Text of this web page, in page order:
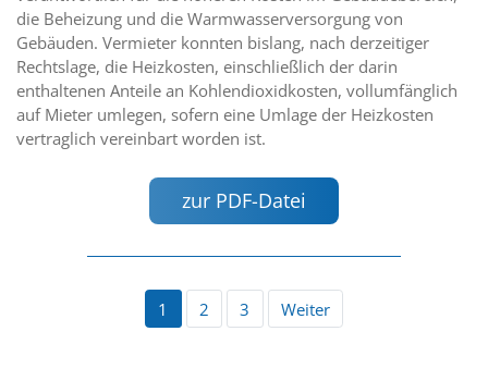
die Beheizung und die Warmwasserversorgung von
Gebäuden. Vermieter konnten bislang, nach derzeitiger
Rechtslage, die Heizkosten, einschließlich der darin
enthaltenen Anteile an Kohlendioxidkosten, vollumfänglich
auf Mieter umlegen, sofern eine Umlage der Heizkosten
vertraglich vereinbart worden ist.
zur PDF-Datei
1 2 3 Weiter